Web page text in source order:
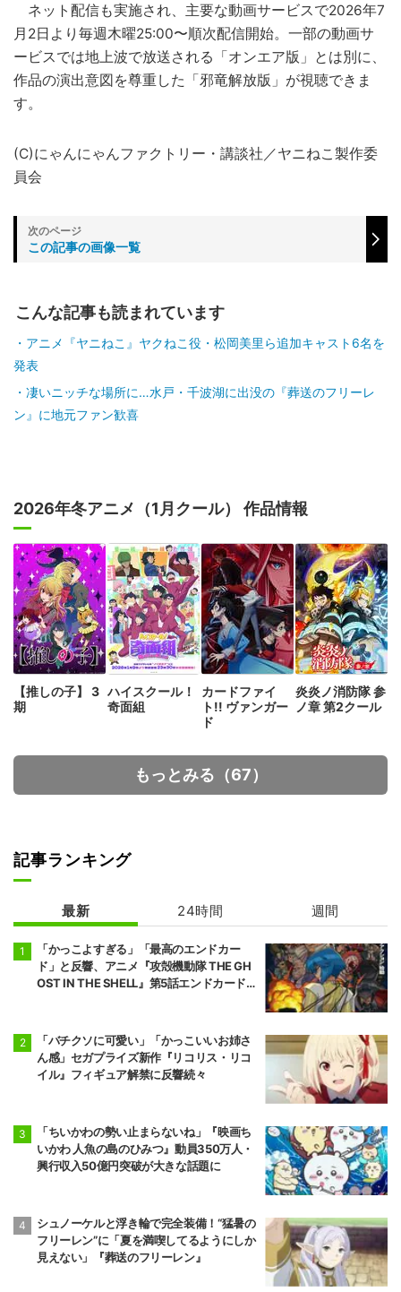
ネット配信も実施され、主要な動画サービスで2026年7
月2日より毎週木曜25:00〜順次配信開始。一部の動画サ
ービスでは地上波で放送される「オンエア版」とは別に、
作品の演出意図を尊重した「邪竜解放版」が視聴できま
す。
(C)にゃんにゃんファクトリー・講談社／ヤニねこ製作委
員会
この記事の画像一覧
こんな記事も読まれています
アニメ『ヤニねこ』ヤクねこ役・松岡美里ら追加キャスト6名を
発表
凄いニッチな場所に…水戸・千波湖に出没の『葬送のフリーレ
ン』に地元ファン歓喜
2026年冬アニメ（1月クール） 作品情報
【推しの子】 3
期
ハイスクール！
奇面組
カードファイ
ト!! ヴァンガー
ド
炎炎ノ消防隊 参
ノ章 第2クール
もっとみる（67）
記事ランキング
最新 24時間 週間
「かっこよすぎる」「最高のエンドカー
ド」と反響、アニメ『攻殻機動隊 THE GH
OST IN THE SHELL』第5話エンドカード公
「バチクソに可愛い」「かっこいいお姉さ
ん感」セガプライズ新作『リコリス・リコ
イル』フィギュア解禁に反響続々
「ちいかわの勢い止まらないね」『映画ち
いかわ 人魚の島のひみつ』動員350万人・
興行収入50億円突破が大きな話題に
シュノーケルと浮き輪で完全装備！“猛暑の
フリーレン”に「夏を満喫してるようにしか
見えない」『葬送のフリーレン』